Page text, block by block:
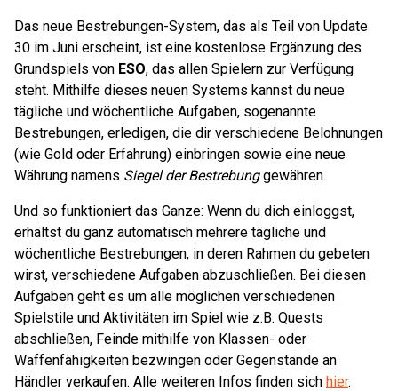
Das neue Bestrebungen-System, das als Teil von Update
30 im Juni erscheint, ist eine kostenlose Ergänzung des
Grundspiels von ESO, das allen Spielern zur Verfügung
steht. Mithilfe dieses neuen Systems kannst du neue
tägliche und wöchentliche Aufgaben, sogenannte
Bestrebungen, erledigen, die dir verschiedene Belohnungen
(wie Gold oder Erfahrung) einbringen sowie eine neue
Währung namens Siegel der Bestrebunggewähren.
Und so funktioniert das Ganze: Wenn du dich einloggst,
erhältst du ganz automatisch mehrere tägliche und
wöchentliche Bestrebungen, in deren Rahmen du gebeten
wirst, verschiedene Aufgaben abzuschließen. Bei diesen
Aufgaben geht es um alle möglichen verschiedenen
Spielstile und Aktivitäten im Spiel wie z.B. Quests
abschließen, Feinde mithilfe von Klassen- oder
Waffenfähigkeiten bezwingen oder Gegenstände an
Händler verkaufen. Alle weiteren Infos finden sich hier.